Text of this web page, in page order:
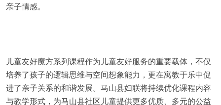
亲子情感。
儿童友好魔方系列课程作为儿童友好服务的重要载体，不仅
培养了孩子的逻辑思维与空间想象能力，更在寓教于乐中促
进了亲子关系的和谐发展。马山县妇联将持续优化课程内容
与教学形式，为马山县社区儿童提供更多优质、多元的公益